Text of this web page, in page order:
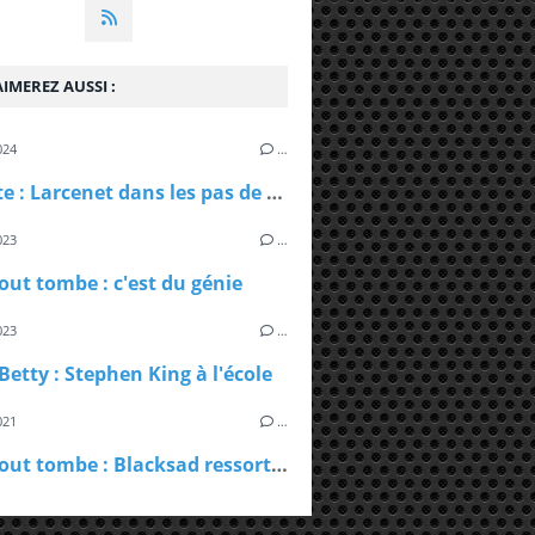
AUSSI :
…
La Route : Larcenet dans les pas de McCarthy
…
tombe : c'est du génie
…
: Stephen King à l'école
…
Alors, tout tombe : Blacksad ressort les griffes